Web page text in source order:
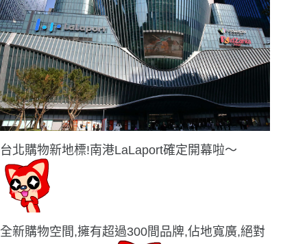
台北購物新地標!南港LaLaport確定開幕啦〜
全新購物空間,擁有超過300間品牌,佔地寬廣,絕對